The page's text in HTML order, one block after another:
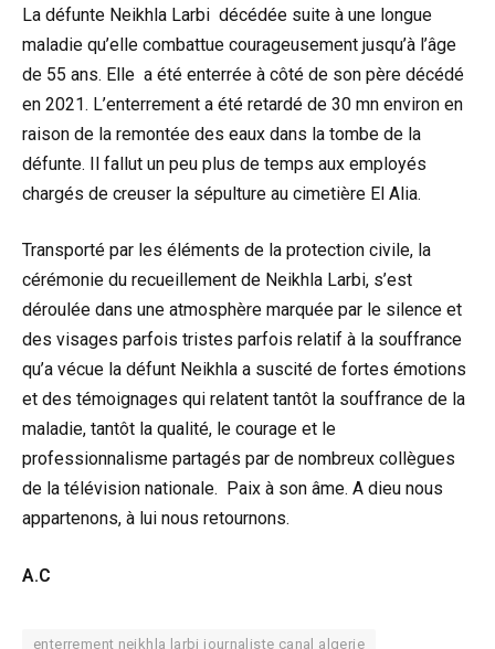
La défunte Neikhla Larbi décédée suite à une longue
maladie qu’elle combattue courageusement jusqu’à l’âge
de 55 ans. Elle a été enterrée à côté de son père décédé
en 2021. L’enterrement a été retardé de 30 mn environ en
raison de la remontée des eaux dans la tombe de la
défunte. Il fallut un peu plus de temps aux employés
chargés de creuser la sépulture au cimetière El Alia.
Transporté par les éléments de la protection civile, la
cérémonie du recueillement de Neikhla Larbi, s’est
déroulée dans une atmosphère marquée par le silence et
des visages parfois tristes parfois relatif à la souffrance
qu’a vécue la défunt Neikhla a suscité de fortes émotions
et des témoignages qui relatent tantôt la souffrance de la
maladie, tantôt la qualité, le courage et le
professionnalisme partagés par de nombreux collègues
de la télévision nationale. Paix à son âme. A dieu nous
appartenons, à lui nous retournons.
A.C
enterrement neikhla larbi journaliste canal algerie